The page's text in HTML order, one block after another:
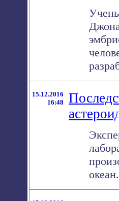
15.12.2016
16:48